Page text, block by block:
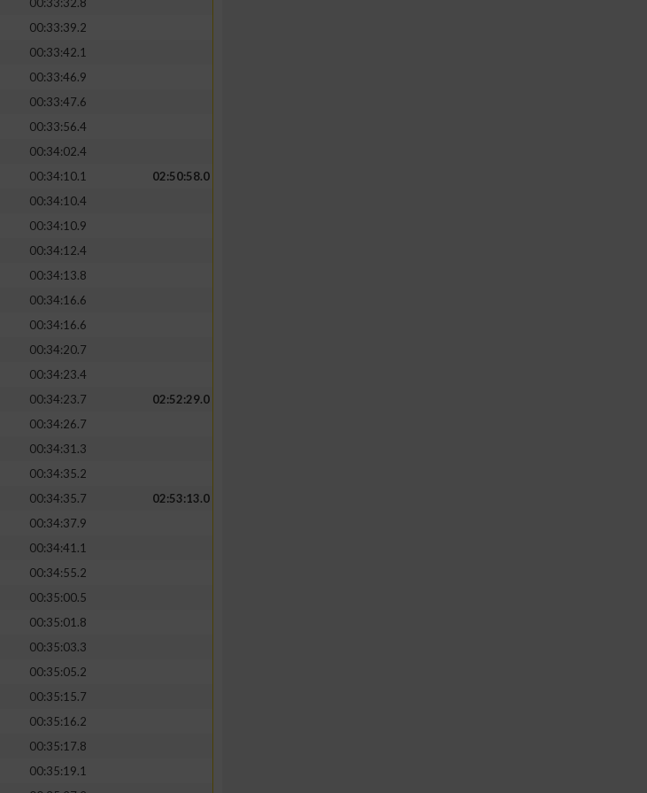
00:33:39.2
00:33:42.1
00:33:46.9
00:33:47.6
00:33:56.4
00:34:02.4
00:34:10.1
02:50:58.0
00:34:10.4
00:34:10.9
00:34:12.4
00:34:13.8
00:34:16.6
00:34:16.6
00:34:20.7
00:34:23.4
00:34:23.7
02:52:29.0
00:34:26.7
00:34:31.3
00:34:35.2
00:34:35.7
02:53:13.0
00:34:37.9
00:34:41.1
00:34:55.2
00:35:00.5
00:35:01.8
00:35:03.3
00:35:05.2
00:35:15.7
00:35:16.2
00:35:17.8
00:35:19.1